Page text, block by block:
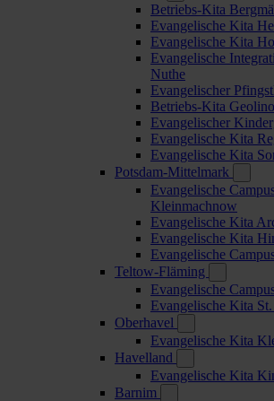
Betriebs-Kita
Evangelische Kita
Evangelische Kita
Evangelische
Nuthe
Evangelischer
Betriebs-Kita Geolino
Evangelischer
Evangelische Kita
Evangelische Kita
Potsdam-Mittelmark
Evangelische
Kleinmachnow
Evangelische Kita
Evangelische Kita
Evangelische
Teltow-Fläming
Evangelische
Evangelische Kita
Oberhavel
Evangelische Kita
Havelland
Evangelische Kita
Barnim